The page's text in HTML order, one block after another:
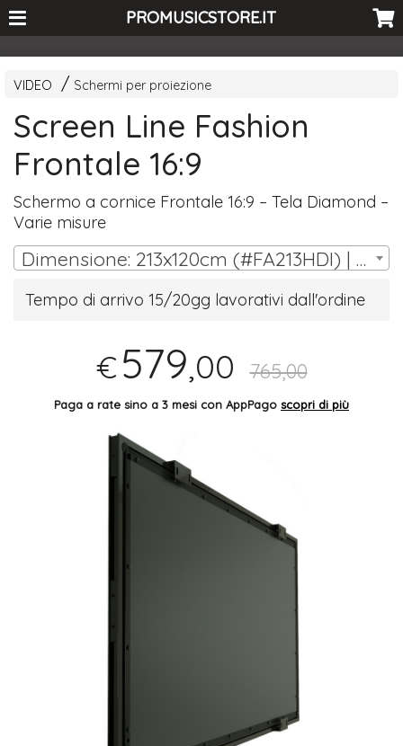
<-- Curio's GSC -->PROMUSICSTORE.IT
VIDEO Schermi per proiezione
Screen Line Fashion
Frontale 16:9
Schermo a cornice Frontale 16:9 – Tela Diamond –
Varie misure
Dimensione: 213x120cm (#FA213HDI) | € 579,00
Tempo di arrivo 15/20gg lavorativi dall'ordine
€579,00 765,00
Paga a rate sino a 3 mesi con AppPago scopri di più